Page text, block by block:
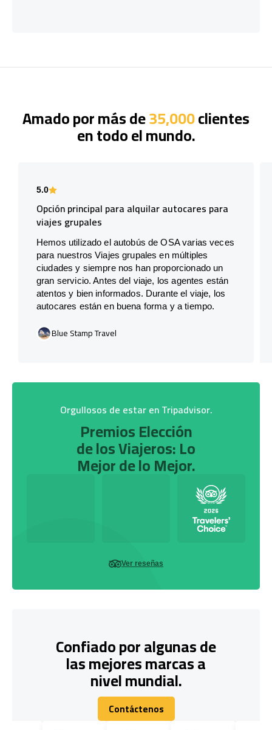
Amado por más de35,000clientes
en todo el mundo.
5.0
Opción principal para alquilar autocares para
viajes grupales
Hemos utilizado el autobús de OSA varias veces
para nuestros Viajes grupales en múltiples
ciudades y siempre nos han proporcionado un
gran servicio. Antes del viaje, los agentes están
atentos y bien informados. Durante el viaje, los
autocares están en buena forma y a tiempo.
Blue Stamp Travel
Orgullosos de estar en Tripadvisor.
Premios Elección
de los Viajeros: Lo
Mejor de lo Mejor.
Ver reseñas
Confiado por algunas de
las mejores marcas a
nivel mundial.
Contáctenos
Contáctenos